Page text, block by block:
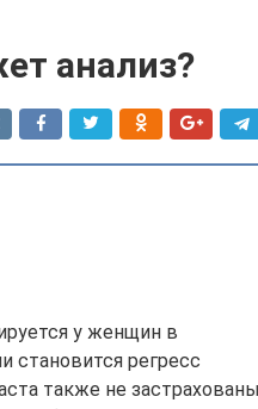
анализ?
у женщин в
становится регресс
также не застрахованы